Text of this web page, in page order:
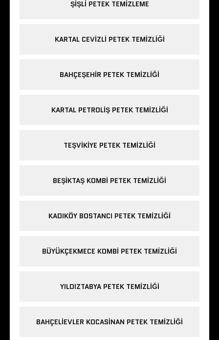
ŞIŞLI PETEK TEMIZLEME
KARTAL CEVIZLI PETEK TEMIZLIĞI
BAHÇEŞEHIR PETEK TEMIZLIĞI
KARTAL PETROLIŞ PETEK TEMIZLIĞI
TEŞVIKIYE PETEK TEMIZLIĞI
BEŞIKTAŞ KOMBI PETEK TEMIZLIĞI
KADIKÖY BOSTANCI PETEK TEMIZLIĞI
BÜYÜKÇEKMECE KOMBI PETEK TEMIZLIĞI
YILDIZTABYA PETEK TEMIZLIĞI
BAHÇELIEVLER KOCASINAN PETEK TEMIZLIĞI